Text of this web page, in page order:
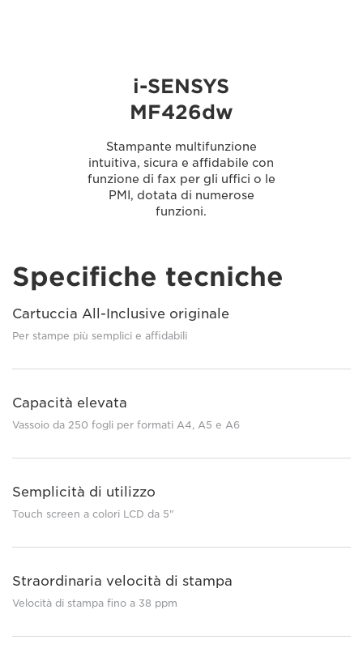
i-SENSYS
MF426dw
Stampante multifunzione
intuitiva, sicura e affidabile con
funzione di fax per gli uffici o le
PMI, dotata di numerose
funzioni.
Specifiche tecniche
Cartuccia All-Inclusive originale
Per stampe più semplici e affidabili
Capacità elevata
Vassoio da 250 fogli per formati A4, A5 e A6
Semplicità di utilizzo
Touch screen a colori LCD da 5"
Straordinaria velocità di stampa
Velocità di stampa fino a 38 ppm